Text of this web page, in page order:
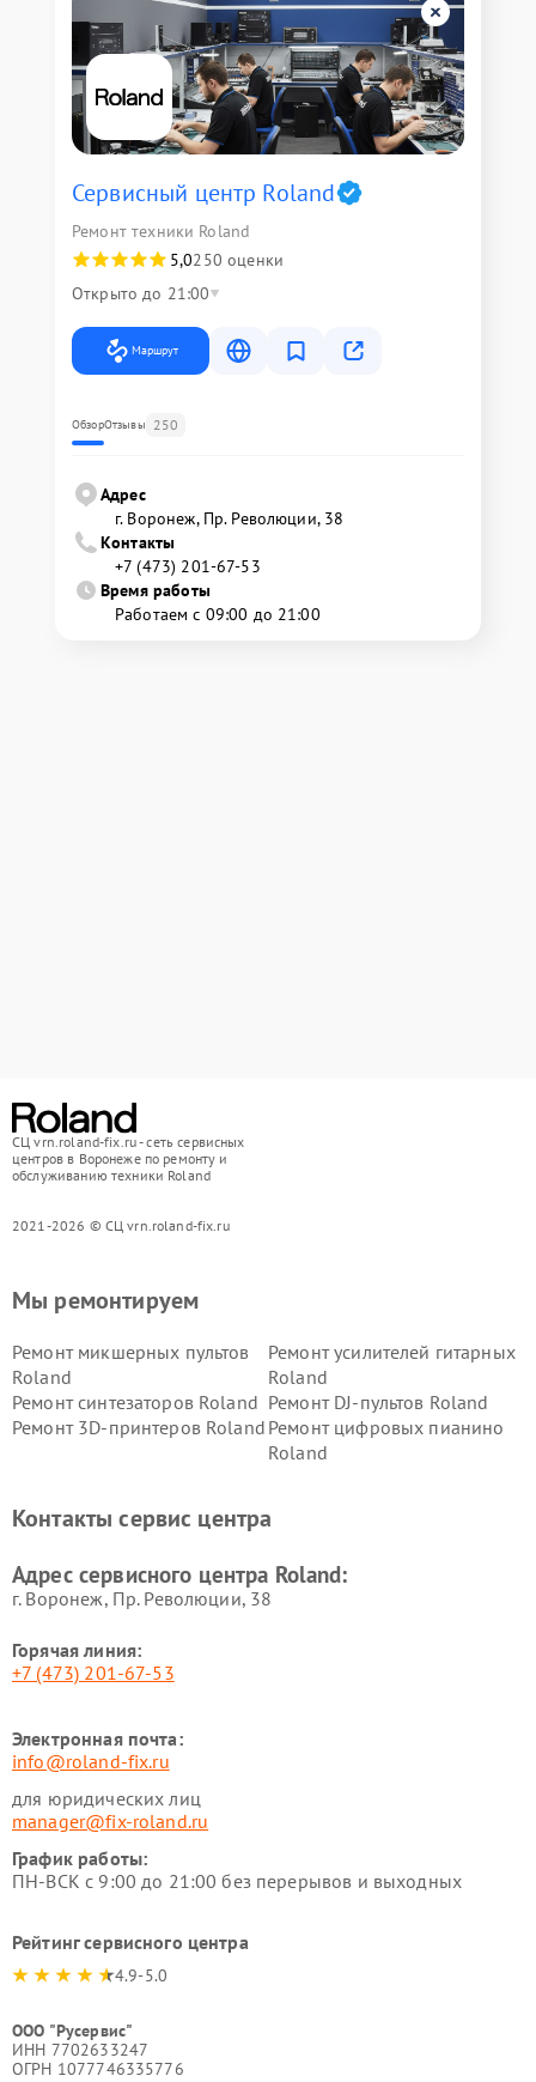
Сервисный центр Roland
Ремонт техники Roland
5,0250 оценки
Открыто до 21:00
Маршрут
ОбзорОтзывы 250
Адрес
г. Воронеж, Пр. Революции, 38
Контакты
+7 (473) 201-67-53
Время работы
Работаем с 09:00 до 21:00
СЦ vrn.roland-fix.ru - сеть сервисных
центров в Воронеже по ремонту и
обслуживанию техники Roland
2021-2026 © СЦ vrn.roland-fix.ru
Мы ремонтируем
Ремонт микшерных пультов
Roland
Ремонт усилителей гитарных
Roland
Ремонт синтезаторов Roland Ремонт DJ-пультов Roland
Ремонт 3D-принтеров Roland Ремонт цифровых пианино
Roland
Контакты сервис центра
Адрес сервисного центра Roland:
г. Воронеж, Пр. Революции, 38
Горячая линия:
+7 (473) 201-67-53
Электронная почта:
info@roland-fix.ru
для юридических лиц
manager@fix-roland.ru
График работы:
ПН-ВСК с 9:00 до 21:00 без перерывов и выходных
Рейтинг сервисного центра
4.9-5.0
ООО "Русервис"
ИНН 7702633247
ОГРН 1077746335776